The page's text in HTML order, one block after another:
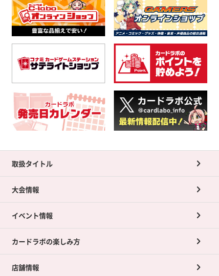
取扱タイトル
大会情報
イベント情報
カードラボの楽しみ方
店舗情報